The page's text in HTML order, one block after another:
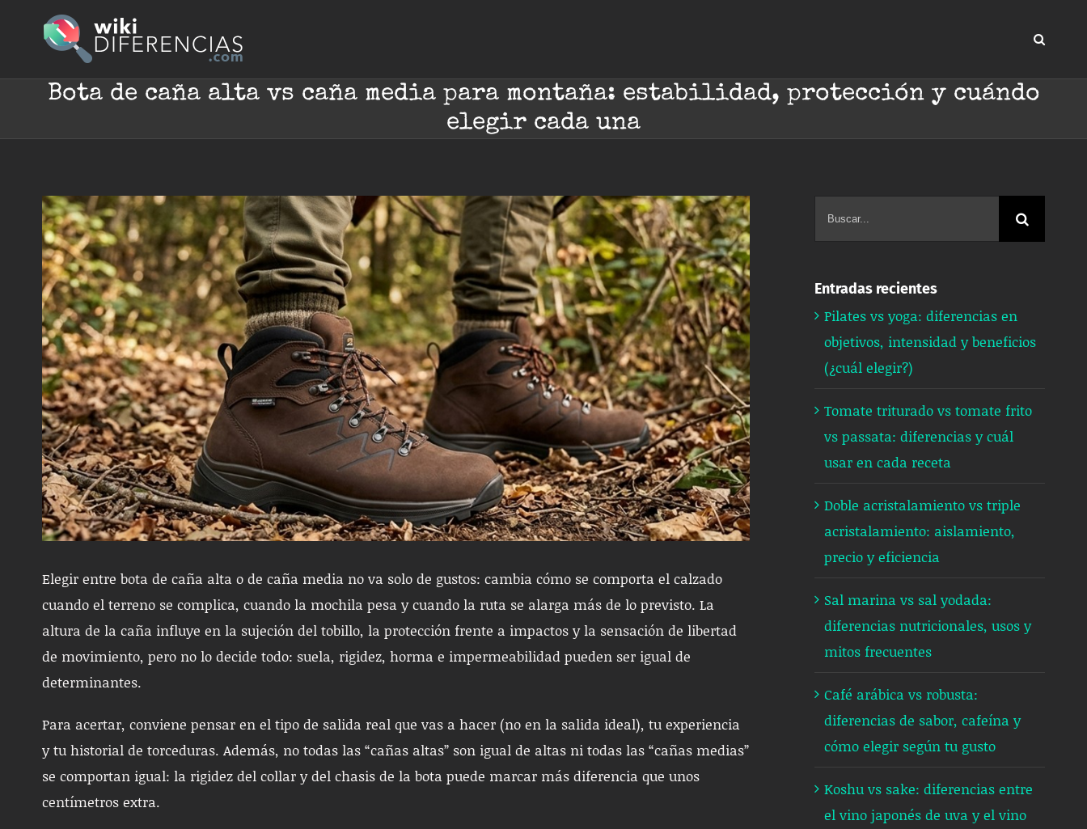
Bota de caña alta vs caña media para montaña: estabilidad, protección y cuándo
elegir cada una
Ver
imagen
más
grande
Elegir entre bota de caña alta o de caña media no va solo de gustos: cambia cómo se comporta el calzado
cuando el terreno se complica, cuando la mochila pesa y cuando la ruta se alarga más de lo previsto. La
altura de la caña influye en la sujeción del tobillo, la protección frente a impactos y la sensación de libertad
de movimiento, pero no lo decide todo: suela, rigidez, horma e impermeabilidad pueden ser igual de
determinantes.
Para acertar, conviene pensar en el tipo de salida real que vas a hacer (no en la salida ideal), tu experiencia
y tu historial de torceduras. Además, no todas las “cañas altas” son igual de altas ni todas las “cañas medias”
se comportan igual: la rigidez del collar y del chasis de la bota puede marcar más diferencia que unos
centímetros extra.
Entradas recientes
Pilates vs yoga: diferencias en
objetivos, intensidad y beneficios
(¿cuál elegir?)
Tomate triturado vs tomate frito
vs passata: diferencias y cuál
usar en cada receta
Doble acristalamiento vs triple
acristalamiento: aislamiento,
precio y eficiencia
Sal marina vs sal yodada:
diferencias nutricionales, usos y
mitos frecuentes
Café arábica vs robusta:
diferencias de sabor, cafeína y
cómo elegir según tu gusto
Koshu vs sake: diferencias entre
el vino japonés de uva y el vino